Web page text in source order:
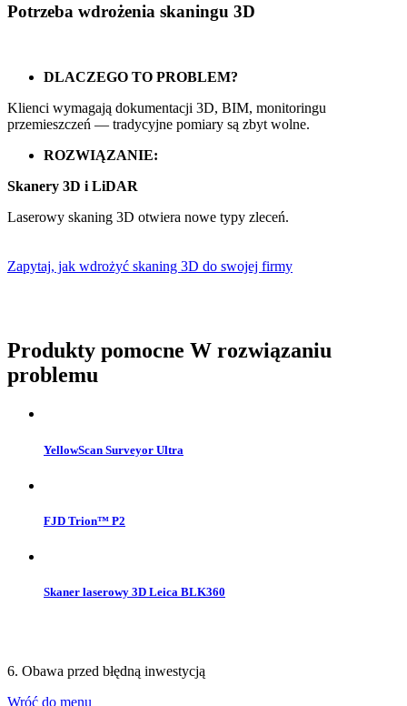
Potrzeba wdrożenia skaningu 3D
DLACZEGO TO PROBLEM?
Klienci wymagają dokumentacji 3D, BIM, monitoringu
przemieszczeń — tradycyjne pomiary są zbyt wolne.
ROZWIĄZANIE:
Skanery 3D i LiDAR
Laserowy skaning 3D otwiera nowe typy zleceń.
Zapytaj, jak wdrożyć skaning 3D do swojej firmy
Produkty pomocne W rozwiązaniu
problemu
YellowScan Surveyor Ultra
FJD Trion™ P2
Skaner laserowy 3D Leica BLK360
6. Obawa przed błędną inwestycją
Wróć do menu